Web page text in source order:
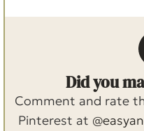
Did you
Comment and rate
Pinterest at